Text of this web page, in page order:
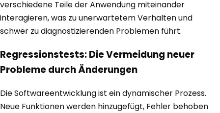
verschiedene Teile der Anwendung miteinander
interagieren, was zu unerwartetem Verhalten und
schwer zu diagnostizierenden Problemen führt.
Regressionstests: Die Vermeidung neuer
Probleme durch Änderungen
Die Softwareentwicklung ist ein dynamischer Prozess.
Neue Funktionen werden hinzugefügt, Fehler behoben